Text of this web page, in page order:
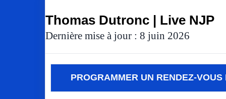
Thomas Dutronc | Live NJP
Dernière mise à jour : 8 juin 2026
PROGRAMMER UN RENDEZ-VOUS